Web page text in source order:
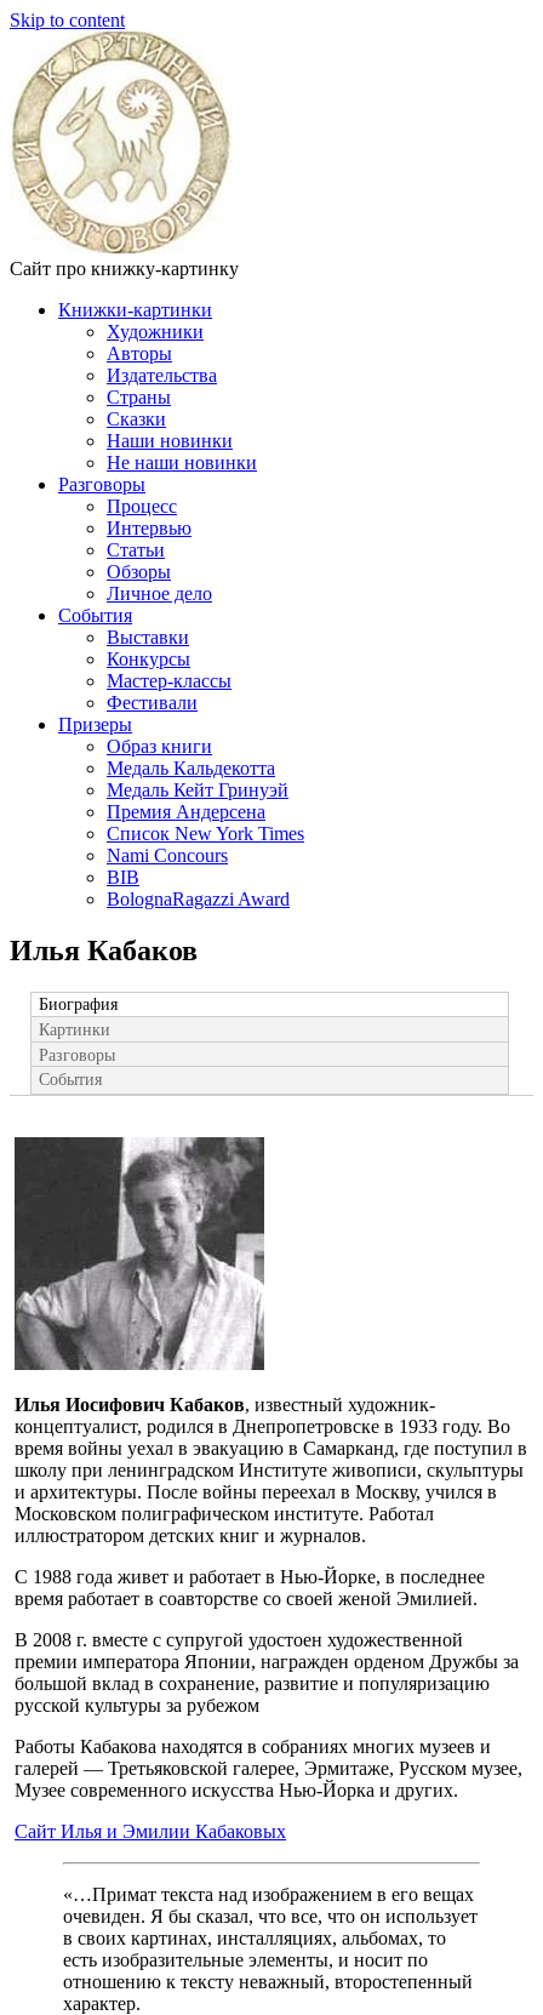
Skip to content
Сайт про книжку-картинку
Книжки-картинки
Художники
Авторы
Издательства
Страны
Сказки
Наши новинки
Не наши новинки
Разговоры
Процесс
Интервью
Статьи
Обзоры
Личное дело
События
Выставки
Конкурсы
Мастер-классы
Фестивали
Призеры
Образ книги
Медаль Кальдекотта
Медаль Кейт Гринуэй
Премия Андерсена
Список New York Times
Nami Concours
BIB
BolognaRagazzi Award
Илья Кабаков
Биография
Картинки
Разговоры
События
Илья Иосифович Кабаков, известный художник-
концептуалист, родился в Днепропетровске в 1933 году. Во
время войны уехал в эвакуацию в Самарканд, где поступил в
школу при ленинградском Институте живописи, скульптуры
и архитектуры. После войны переехал в Москву, учился в
Московском полиграфическом институте. Работал
иллюстратором детских книг и журналов.
С 1988 года живет и работает в Нью-Йорке, в последнее
время работает в соавторстве со своей женой Эмилией.
В 2008 г. вместе с супругой удостоен художественной
премии императора Японии, награжден орденом Дружбы за
большой вклад в сохранение, развитие и популяризацию
русской культуры за рубежом
Работы Кабакова находятся в собраниях многих музеев и
галерей — Третьяковской галерее, Эрмитаже, Русском музее,
Музее современного искусства Нью-Йорка и других.
Сайт Илья и Эмилии Кабаковых
«…Примат текста над изображением в его вещах
очевиден. Я бы сказал, что все, что он использует
в своих картинах, инсталляциях, альбомах, то
есть изобразительные элементы, и носит по
отношению к тексту неважный, второстепенный
характер.